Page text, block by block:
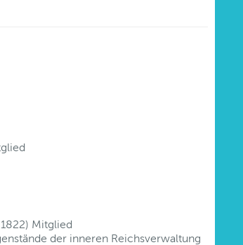
Mitglied
der inneren Reichsverwaltung